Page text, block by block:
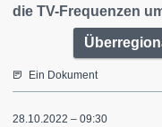
die TV-Frequenzen
Ein Dokument
28.10.2022 – 09:30